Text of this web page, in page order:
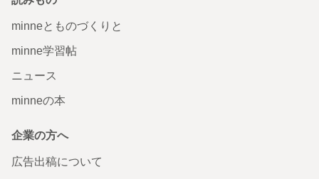
minneとものづくりと
minne学習帖
ニュース
minneの本
企業の方へ
広告出稿について